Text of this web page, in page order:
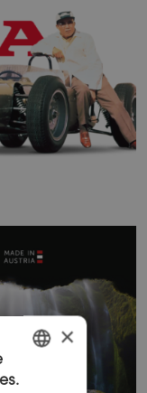
GERMAN
×